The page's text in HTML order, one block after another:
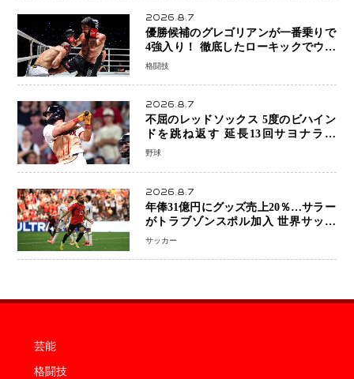
2026.8.7
優勝候補のグレゴリアンが一番乗りで
4強入り！ 徹底したローキックでウス
ビャンを攻略、判定勝利
格闘技
2026.8.7
不屈のレッドソックス 5度のビハイン
ドを跳ね返す 延長13回サヨナラ勝
ち 吉田正尚選手も2安打1打点で貢献 4
野球
2026.8.7
年俸31億円にグッズ売上20％…サラー
がトラブゾンスポル加入 世界サッカ
ーは「五大リーグ一強」から新時代へ
サッカー
芸能
格闘技